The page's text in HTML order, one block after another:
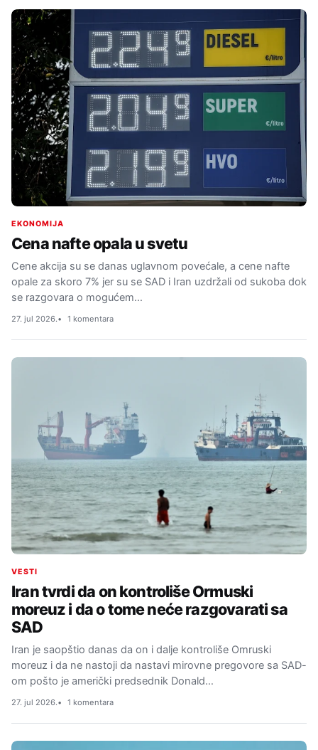
EKONOMIJA
Cena nafte opala u svetu
Cene akcija su se danas uglavnom povećale, a cene nafte
opale za skoro 7% jer su se SAD i Iran uzdržali od sukoba dok
se razgovara o mogućem…
27. jul 2026. 1 komentara
VESTI
Iran tvrdi da on kontroliše Ormuski
moreuz i da o tome neće razgovarati sa
SAD
Iran je saopštio danas da on i dalje kontroliše Omruski
moreuz i da ne nastoji da nastavi mirovne pregovore sa SAD-
om pošto je američki predsednik Donald…
27. jul 2026. 1 komentara